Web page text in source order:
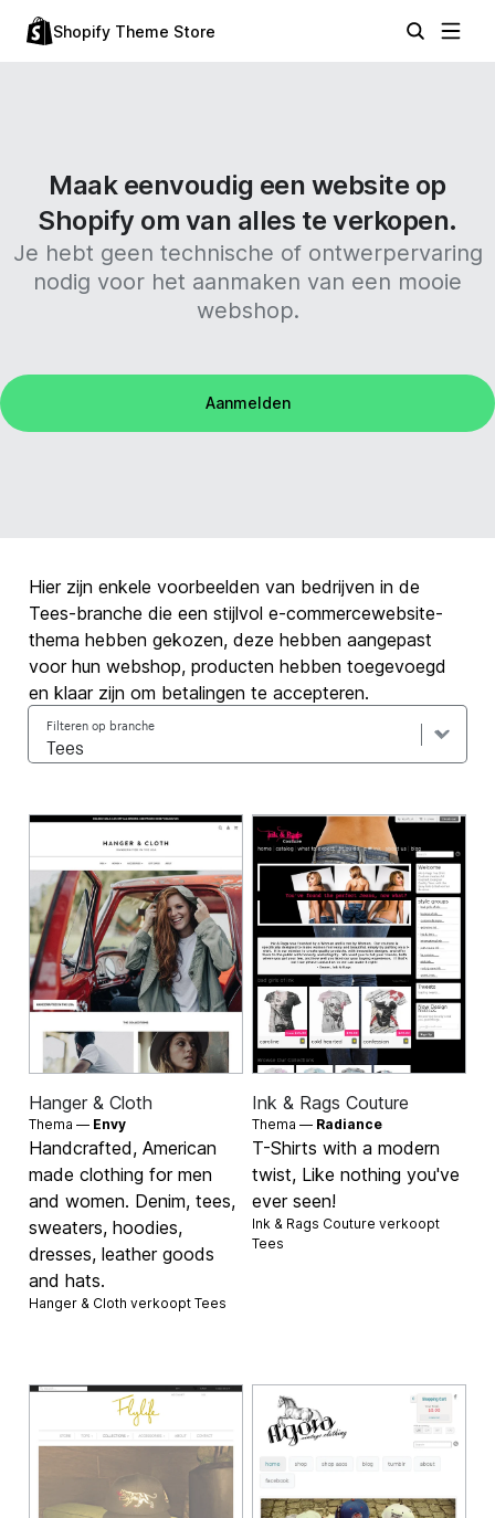
Shopify Theme Store
Maak eenvoudig een website op
Shopify om van alles te verkopen.
Je hebt geen technische of ontwerpervaring
nodig voor het aanmaken van een mooie
webshop.
Aanmelden
Hier zijn enkele voorbeelden van bedrijven in de
Tees-branche die een stijlvol e-commercewebsite-
thema hebben gekozen, deze hebben aangepast
voor hun webshop, producten hebben toegevoegd
en klaar zijn om betalingen te accepteren.
Filteren op branche
Hanger & Cloth
Thema — Envy
Handcrafted, American
made clothing for men
and women. Denim, tees,
sweaters, hoodies,
dresses, leather goods
and hats.
Hanger & Cloth verkooptTees
Ink & Rags Couture
Thema — Radiance
T-Shirts with a modern
twist, Like nothing you've
ever seen!
Ink & Rags Couture verkoopt
Tees